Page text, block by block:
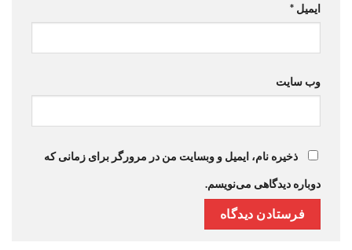
ایمیل *
وب‌ سایت
ذخیره نام، ایمیل و وبسایت من در مرورگر برای زمانی که
دوباره دیدگاهی می‌نویسم.